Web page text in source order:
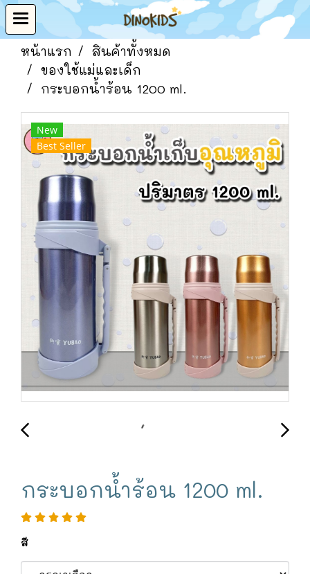
หน้าแรก
สินค้าทั้งหมด
ของใช้แม่และเด็ก
กระบอกน้ำร้อน 1200 ml.
New
Best Seller
กระบอกน้ำร้อน 1200 ml.
สี